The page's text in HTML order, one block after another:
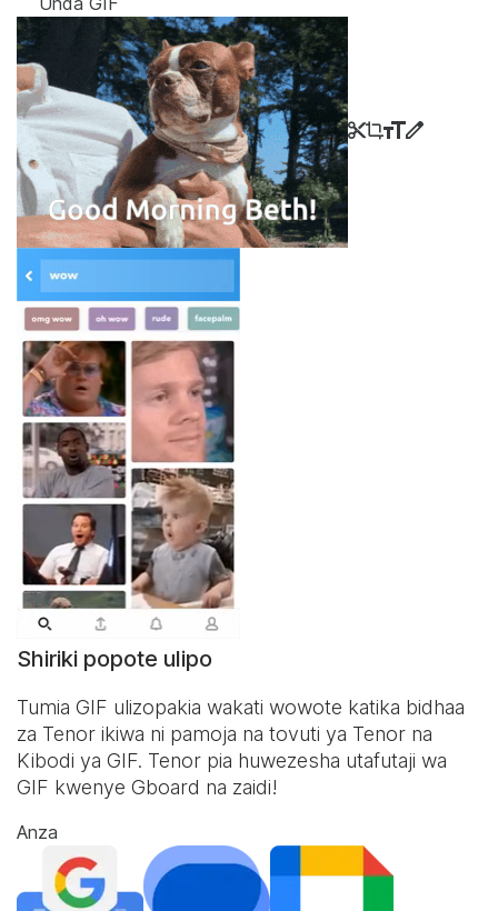
Shiriki popote ulipo
Tumia GIF ulizopakia wakati wowote katika bidhaa
za Tenor ikiwa ni pamoja na tovuti ya Tenor na
Kibodi ya GIF. Tenor pia huwezesha utafutaji wa
GIF kwenye Gboard na zaidi!
Anza